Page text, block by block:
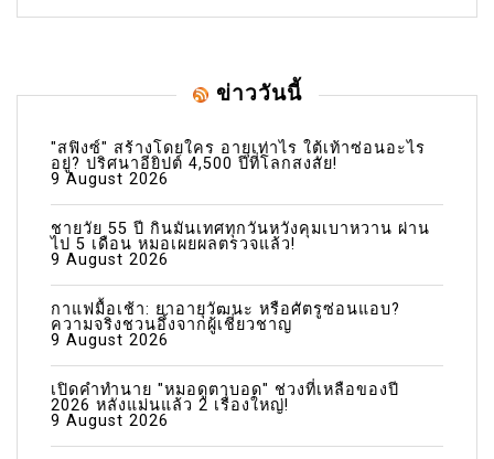
ข่าววันนี้
"สฟิงซ์" สร้างโดยใคร อายุเท่าไร ใต้เท้าซ่อนอะไร
อยู่? ปริศนาอียิปต์ 4,500 ปีที่โลกสงสัย!
9 August 2026
ชายวัย 55 ปี กินมันเทศทุกวันหวังคุมเบาหวาน ผ่าน
ไป 5 เดือน หมอเผยผลตรวจแล้ว!
9 August 2026
กาแฟมื้อเช้า: ยาอายุวัฒนะ หรือศัตรูซ่อนแอบ?
ความจริงชวนอึ้งจากผู้เชี่ยวชาญ
9 August 2026
เปิดคำทำนาย "หมอดูตาบอด" ช่วงที่เหลือของปี
2026 หลังแม่นแล้ว 2 เรื่องใหญ่!
9 August 2026